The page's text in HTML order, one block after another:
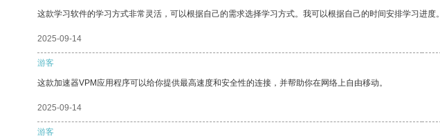
这款学习软件的学习方式非常灵活，可以根据自己的需求选择学习方式。我可以根据自己的时间安排学习进度。
2025-09-14
游客
这款加速器VPM应用程序可以给你提供最高速度和安全性的连接，并帮助你在网络上自由移动。
2025-09-14
游客